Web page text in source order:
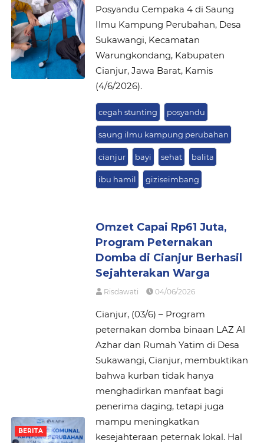
Posyandu Cempaka 4 di Saung
Ilmu Kampung Perubahan, Desa
Sukawangi, Kecamatan
Warungkondang, Kabupaten
Cianjur, Jawa Barat, Kamis
(4/6/2026).
cegah stunting posyandu
saung ilmu kampung perubahan
cianjur bayi sehat balita
ibu hamil giziseimbang
BERITA
Omzet Capai Rp61 Juta,
Program Peternakan
Domba di Cianjur Berhasil
Sejahterakan Warga
Risdawati 04/06/2026
Cianjur, (03/6) – Program
peternakan domba binaan LAZ Al
Azhar dan Rumah Yatim di Desa
Sukawangi, Cianjur, membuktikan
bahwa kurban tidak hanya
menghadirkan manfaat bagi
penerima daging, tetapi juga
mampu meningkatkan
kesejahteraan peternak lokal. Hal